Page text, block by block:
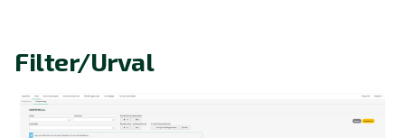
Filter/Urval